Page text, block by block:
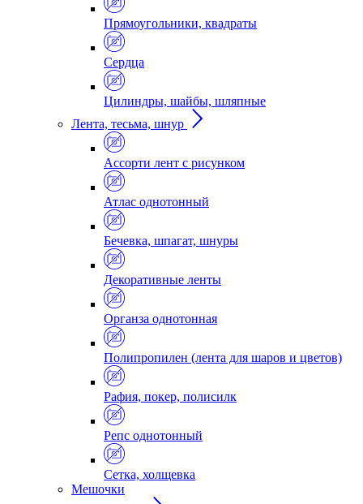
Прямоугольники, квадраты
Сердца
Цилиндры, шайбы, шляпные
Лента, тесьма, шнур
Ассорти лент с рисунком
Атлас однотонный
Бечевка, шпагат, шнуры
Декоративные ленты
Органза однотонная
Полипропилен (лента для шаров и цветов)
Рафия, покер, полисилк
Репс однотонный
Сетка, холщевка
Мешочки